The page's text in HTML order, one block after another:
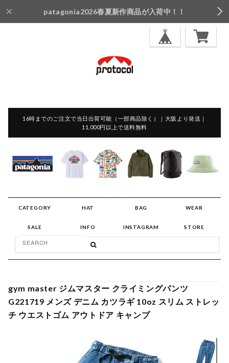
patagonia2026春夏新作商品が入荷中！！
16時までのご注文で当日出荷可能（一部商品除く）｜大阪より発送｜
11,000円以上で送料無料
CATEGORY HAT BAG WEAR
SALE INFO INSTAGRAM STORE
gym master ジムマスター クライミングパンツ
G221719 メンズ デニム カツラギ 10oz スリム ストレッ
チ ウエストゴム アウトドア キャンプ